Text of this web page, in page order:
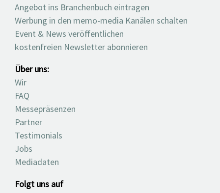
Angebot ins Branchenbuch eintragen
Werbung in den memo-media Kanälen schalten
Event & News veröffentlichen
kostenfreien Newsletter abonnieren
Über uns:
Wir
FAQ
Messepräsenzen
Partner
Testimonials
Jobs
Mediadaten
Folgt uns auf